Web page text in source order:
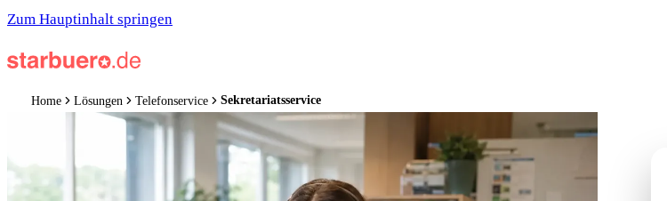
Zum Hauptinhalt springen
Home Lösungen Telefonservice Sekretariatsservice